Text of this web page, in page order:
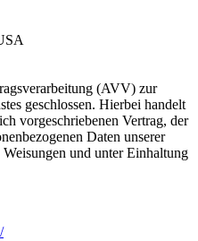
(AVV) zur
geschlossen. Hierbei handelt
vorgeschriebenen Vertrag, der
Daten unserer
und unter Einhaltung